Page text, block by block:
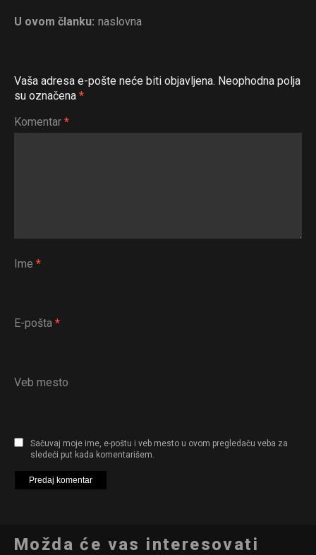
U ovom članku: naslovna
Vaša adresa e-pošte neće biti objavljena. Neophodna polja
su označena *
Komentar *
Ime *
E-pošta *
Veb mesto
Sačuvaj moje ime, e-poštu i veb mesto u ovom pregledaču veba za
sledeći put kada komentarišem.
Možda će vas interesovati